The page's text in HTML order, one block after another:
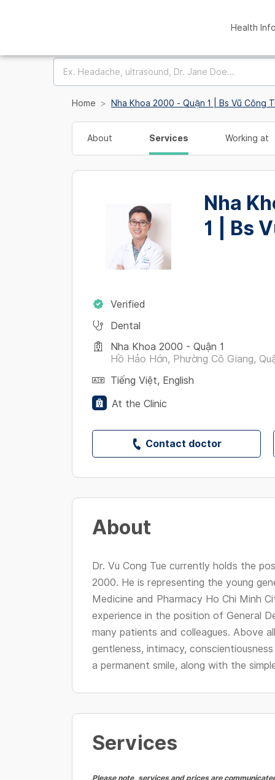
Health
Home Nha Khoa 2000 - Quận 1 | Bs Vũ Công
About Services Working at
Nha
1 | Bs
Verified
Dental
Nha Khoa 2000 - Quận 1
Hồ Hảo Hớn, Phường Cô Giang,
Tiếng Việt, English
At the Clinic
Contact doctor
About
Dr. Vu Cong Tue currently holds the
2000. He is representing the young
Medicine and Pharmacy Ho Chi Minh
experience in the position of General
many patients and colleagues. Above
gentleness, intimacy,
a permanent smile, along with the
Services
Please note, services and prices are